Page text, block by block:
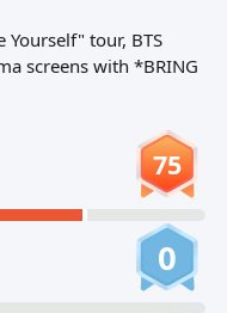
ਪੰਜਾਬੀ
tour, BTS
screens with *BRING
75
0